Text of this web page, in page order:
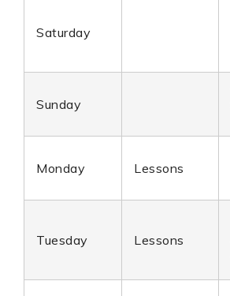
Saturday
Sunday
Monday Lessons
Tuesday Lessons